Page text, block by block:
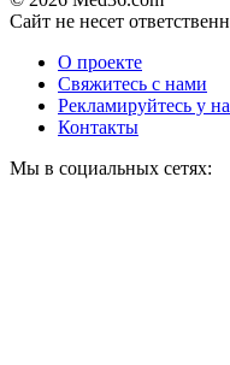
Сайт не несет
О проекте
Свяжитесь с нами
Рекламируйтесь у
Контакты
Мы в социальных сетях: